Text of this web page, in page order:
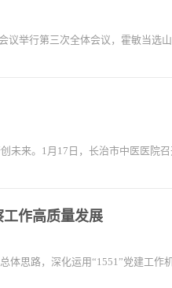
议举行第三次全体会议，霍敏当选
未来。1月17日，长治市中医医院
工作高质量发展
思路，深化运用“1551”党建工作